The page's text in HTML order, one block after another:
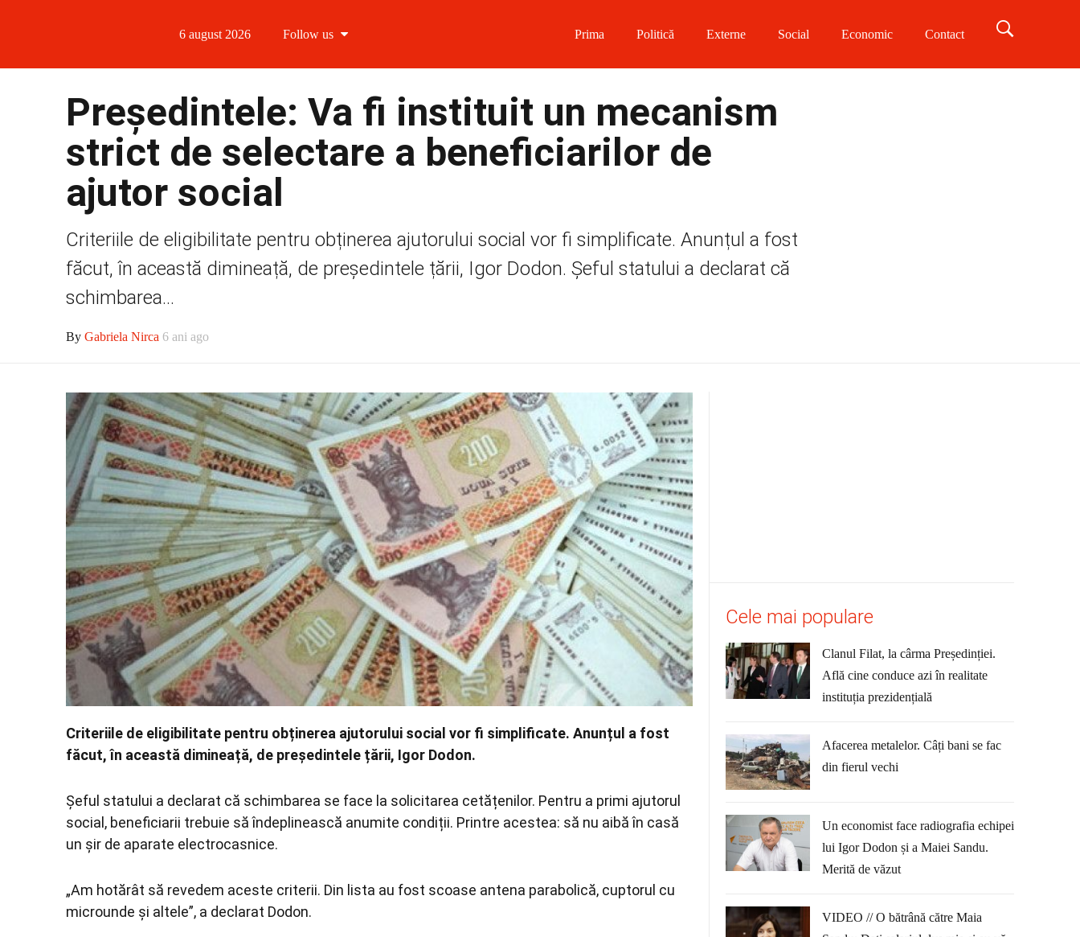
6 august 2026 Follow us
Follow us on Twitter
Prima Politică Externe Social Economic Contact
Președintele: Va fi instituit un mecanism
strict de selectare a beneficiarilor de
ajutor social
Criteriile de eligibilitate pentru obținerea ajutorului social vor fi simplificate. Anunțul a fost
făcut, în această dimineață, de președintele țării, Igor Dodon. Șeful statului a declarat că
schimbarea...
By Gabriela Nirca 6 ani ago
Criteriile de eligibilitate pentru obținerea ajutorului social vor fi simplificate. Anunțul a fost
făcut, în această dimineață, de președintele țării, Igor Dodon.
Șeful statului a declarat că schimbarea se face la solicitarea cetățenilor. Pentru a primi ajutorul
social, beneficiarii trebuie să îndeplinească anumite condiții. Printre acestea: să nu aibă în casă
un șir de aparate electrocasnice.
„Am hotărât să revedem aceste criterii. Din lista au fost scoase antena parabolică, cuptorul cu
microunde și altele”, a declarat Dodon.
Cele mai populare
Clanul Filat, la cârma Președinției.
Află cine conduce azi în realitate
instituția prezidențială
Afacerea metalelor. Câți bani se fac
din fierul vechi
Un economist face radiografia echipei
lui Igor Dodon și a Maiei Sandu.
Merită de văzut
VIDEO // O bătrână către Maia